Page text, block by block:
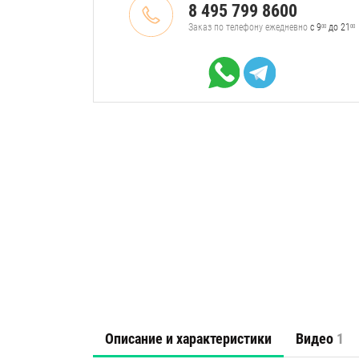
8 495 799 8600
Заказ по телефону ежедневно с 900до 21 00
Описание и характеристики Видео 1